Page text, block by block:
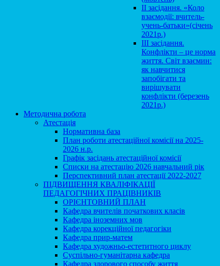
ІІ засідання. «Коло
взаємодії: вчитель-
учень-батьки»(січень
2021р.)
ІІІ засідання.
Конфлікти – це норма
життя. Світ взаємин:
як навчитися
запобігати та
вирішувати
конфлікти (березень
2021р.)
Методична робота
Атестація
Нормативна база
План роботи атестаційної комісії на 2025-
2026 н.р.
Графік засідань атестаційної комісії
Списки на атестацію 2026 навчальний рік
Перспективний план атестації 2022-2027
ПІДВИЩЕННЯ КВАЛІФІКАЦІЇ
ПЕДАГОГІЧНИХ ПРАЦІВНИКІВ
ОРІЄНТОВНИЙ ПЛАН
Кафедра вчителів початкових класів
Кафедра іноземних мов
Кафедра корекційної педагогіки
Кафедра прир-матем
Кафедра художньо-естетитного циклу
Суспільно-гуманітарна кафедра
Кафедра здорового способу життя